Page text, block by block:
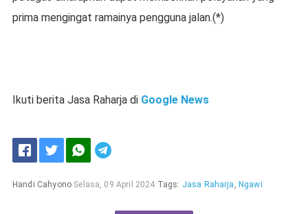
prima mengingat ramainya pengguna jalan.(*)
Ikuti berita Jasa Raharja di Google News
Handi Cahyono Selasa, 09 April 2024 Tags: Jasa Raharja , Ngawi